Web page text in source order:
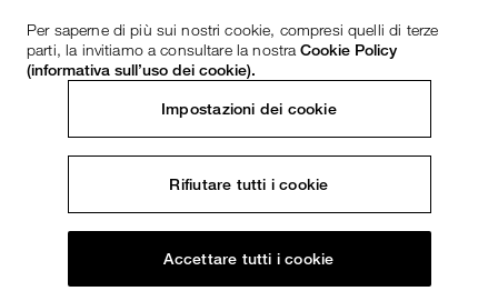
Per saperne di più sui nostri cookie, compresi quelli di terze
parti, la invitiamo a consultare la nostraCookie Policy
(informativa sull’uso dei cookie).
Impostazioni dei cookie
Rifiutare tutti i cookie
Accettare tutti i cookie